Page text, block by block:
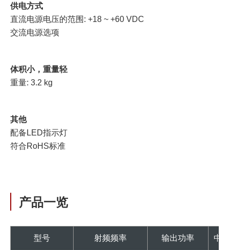
供电方式
直流电源电压的范围: +18 ~ +60 VDC
交流电源选项
体积小，重量轻
重量: 3.2 kg
其他
配备LED指示灯
符合RoHS标准
产品一览
型号 射频频率 输出功率 中